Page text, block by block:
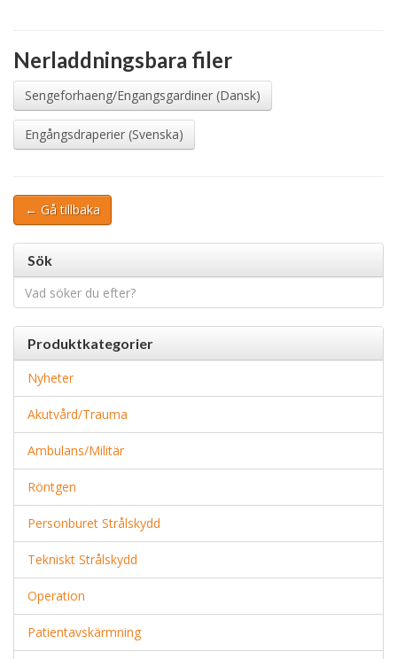
Nerladdningsbara filer
Sengeforhaeng/Engangsgardiner (Dansk)
Engångsdraperier (Svenska)
← Gå tillbaka
Sök
Sök
efter:
Produktkategorier
Nyheter
Akutvård/Trauma
Ambulans/Militär
Röntgen
Personburet Strålskydd
Tekniskt Strålskydd
Operation
Patientavskärmning